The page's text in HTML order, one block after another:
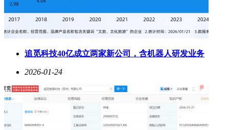
追觅科技40亿成立两家新公司，含机器人研发业务
2026-01-24